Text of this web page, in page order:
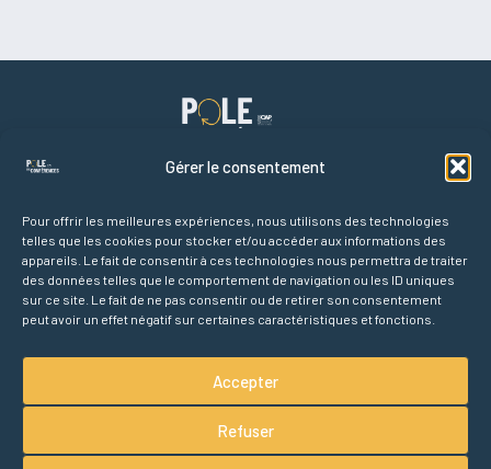
Gérer le consentement
Pour offrir les meilleures expériences, nous utilisons des technologies
telles que les cookies pour stocker et/ou accéder aux informations des
appareils. Le fait de consentir à ces technologies nous permettra de traiter
des données telles que le comportement de navigation ou les ID uniques
sur ce site. Le fait de ne pas consentir ou de retirer son consentement
peut avoir un effet négatif sur certaines caractéristiques et fonctions.
Accepter
Refuser
Liens rapides
Accueil
Agenda des conférences
Partenaires
À propos